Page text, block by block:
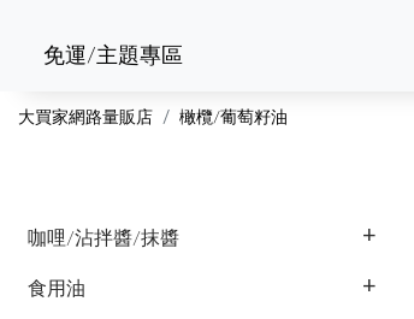
免運/主題專區
大買家網路量販店 橄欖/葡萄籽油
咖哩/沾拌醬/抹醬
食用油